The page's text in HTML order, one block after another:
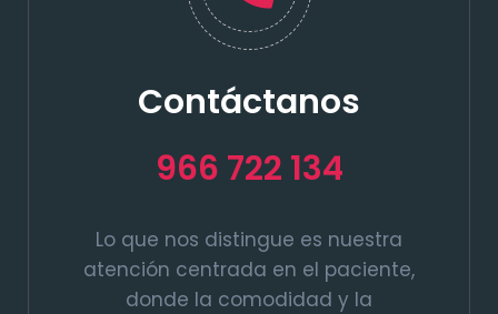
Contáctanos
966 722 134
Lo que nos distingue es nuestra
atención centrada en el paciente,
donde la comodidad y la